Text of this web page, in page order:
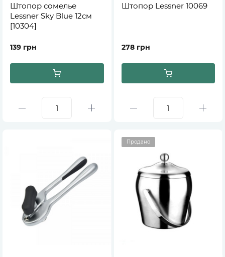
Штопор сомелье
Lessner Sky Blue 12см
[10304]
139 грн
Штопор Lessner 10069
278 грн
Продано